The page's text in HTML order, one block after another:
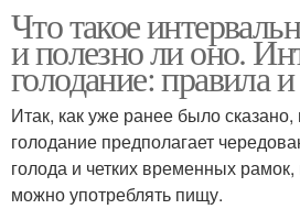
Что такое
и полезно ли оно.
голодание: правила
Итак, как уже ранее было
голодание предполагает
голода и четких временных
можно употреблять пищу.